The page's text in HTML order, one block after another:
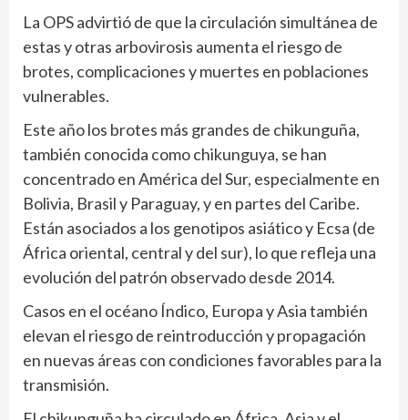
La OPS advirtió de que la circulación simultánea de
estas y otras arbovirosis aumenta el riesgo de
brotes, complicaciones y muertes en poblaciones
vulnerables.
Este año los brotes más grandes de chikunguña,
también conocida como chikunguya, se han
concentrado en América del Sur, especialmente en
Bolivia, Brasil y Paraguay, y en partes del Caribe.
Están asociados a los genotipos asiático y Ecsa (de
África oriental, central y del sur), lo que refleja una
evolución del patrón observado desde 2014.
Casos en el océano Índico, Europa y Asia también
elevan el riesgo de reintroducción y propagación
en nuevas áreas con condiciones favorables para la
transmisión.